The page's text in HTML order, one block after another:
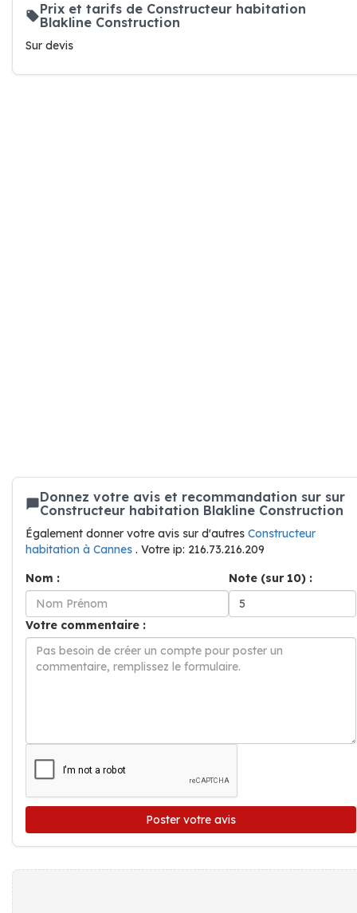
Prix et tarifs de Constructeur habitation
Blakline Construction
Sur devis
Donnez votre avis et recommandation sur sur
Constructeur habitation Blakline Construction
Également donner votre avis sur d'autres Constructeur
habitation à Cannes . Votre ip: 216.73.216.209
Nom :
Note (sur 10) :
Votre commentaire :
Poster votre avis